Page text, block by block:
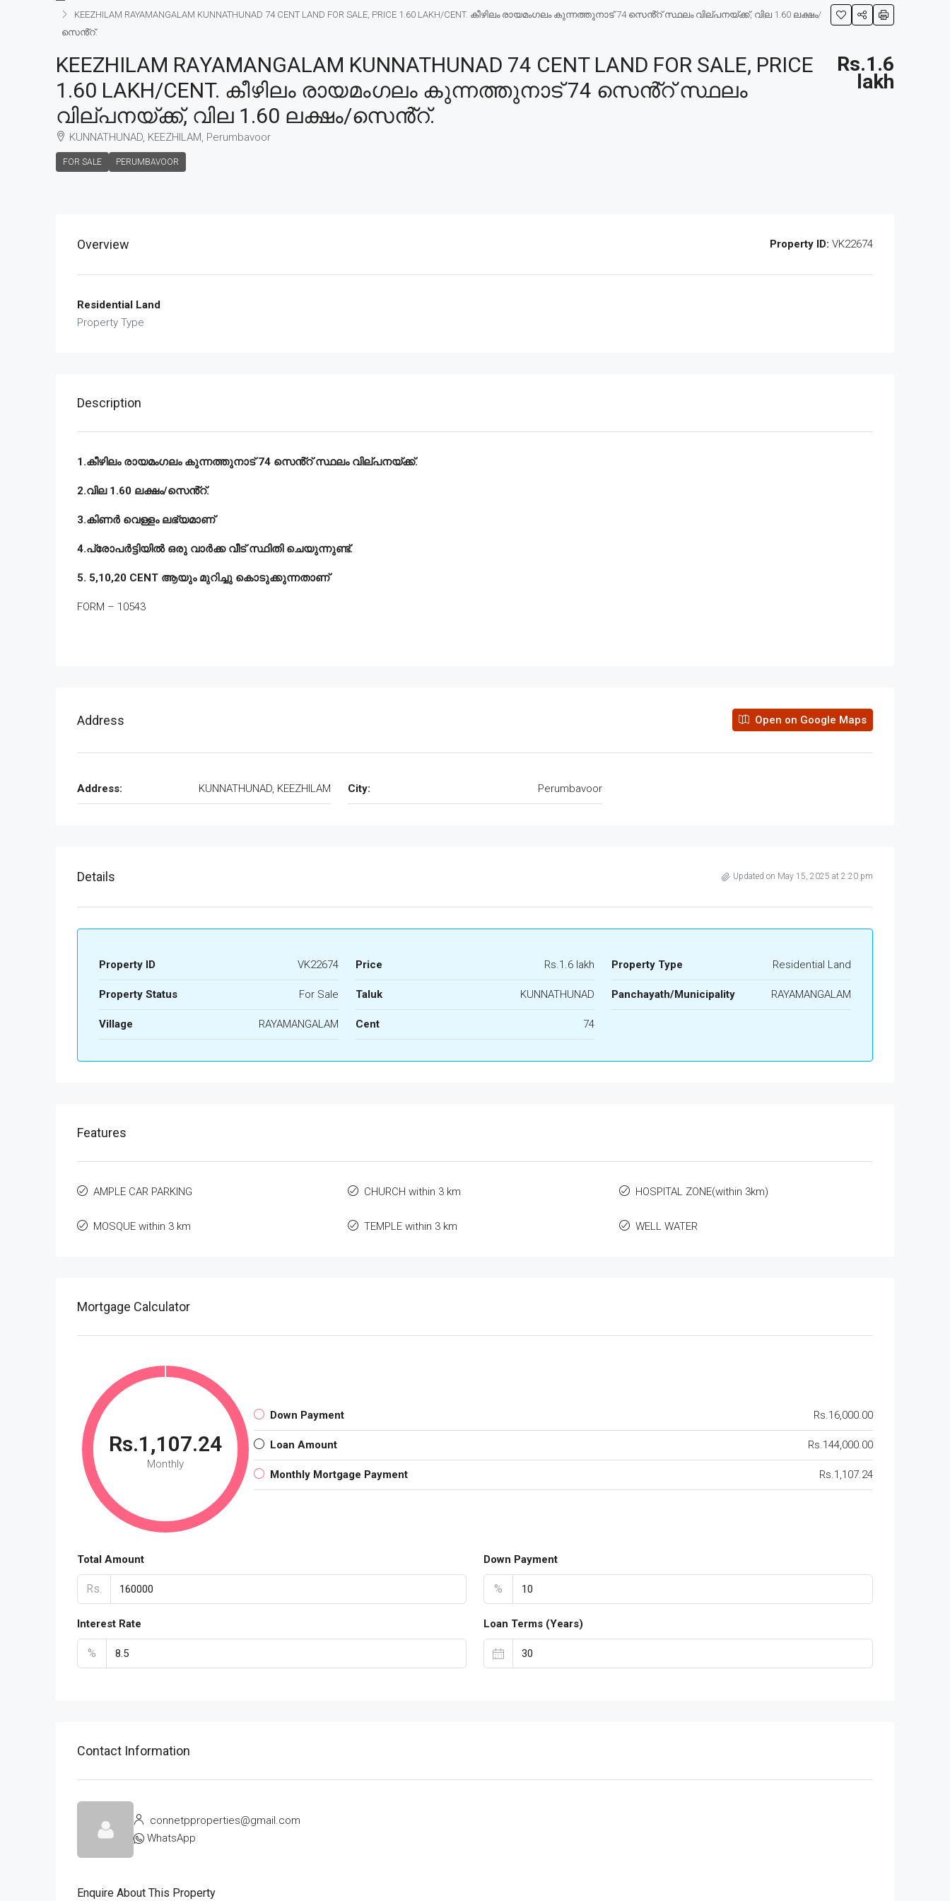
KEEZHILAM RAYAMANGALAM KUNNATHUNAD 74 CENT LAND FOR SALE, PRICE 1.60 LAKH/CENT. കീഴിലം രായമംഗലം കുന്നത്തുനാട് 74 സെൻ്റ് സ്ഥലം വില്പനയ്ക്ക്, വില 1.60 ലക്ഷം/
സെൻ്റ്.
KEEZHILAM RAYAMANGALAM KUNNATHUNAD 74 CENT LAND FOR SALE, PRICE
1.60 LAKH/CENT. കീഴിലം രായമംഗലം കുന്നത്തുനാട് 74 സെൻ്റ് സ്ഥലം
വില്പനയ്ക്ക്, വില 1.60 ലക്ഷം/സെൻ്റ്.
KUNNATHUNAD, KEEZHILAM, Perumbavoor
FOR SALE PERUMBAVOOR
Rs.1.6
lakh
Overview Property ID: VK22674
Residential Land
Property Type
Description
1.കീഴിലം രായമംഗലം കുന്നത്തുനാട് 74 സെൻ്റ് സ്ഥലം വില്പനയ്ക്ക്.
2.വില 1.60 ലക്ഷം/സെൻ്റ്.
3.കിണർ വെള്ളം ലഭ്യമാണ്
4.പ്രോപർട്ടിയിൽ ഒരു വാർക്ക വീട് സ്ഥിതി ചെയുന്നുണ്ട്.
5. 5,10,20 CENT ആയും മുറിച്ചു കൊടുക്കുന്നതാണ്
FORM – 10543
Address Open on Google Maps
Address: KUNNATHUNAD, KEEZHILAM City: Perumbavoor
Details Updated on May 15, 2025 at 2:20 pm
Property ID VK22674 Price Rs.1.6 lakh Property Type Residential Land
Property Status For Sale Taluk KUNNATHUNAD Panchayath/Municipality RAYAMANGALAM
Village RAYAMANGALAM Cent 74
Features
AMPLE CAR PARKING CHURCH within 3 km HOSPITAL ZONE(within 3km)
MOSQUE within 3 km TEMPLE within 3 km WELL WATER
Mortgage Calculator
Rs.1,107.24
Monthly
Down Payment Rs.16,000.00
Loan Amount Rs.144,000.00
Monthly Mortgage Payment Rs.1,107.24
Total Amount
Rs.
Down Payment
%
Interest Rate
%
Loan Terms (Years)
Contact Information
connetpproperties@gmail.com
WhatsApp
Enquire About This Property